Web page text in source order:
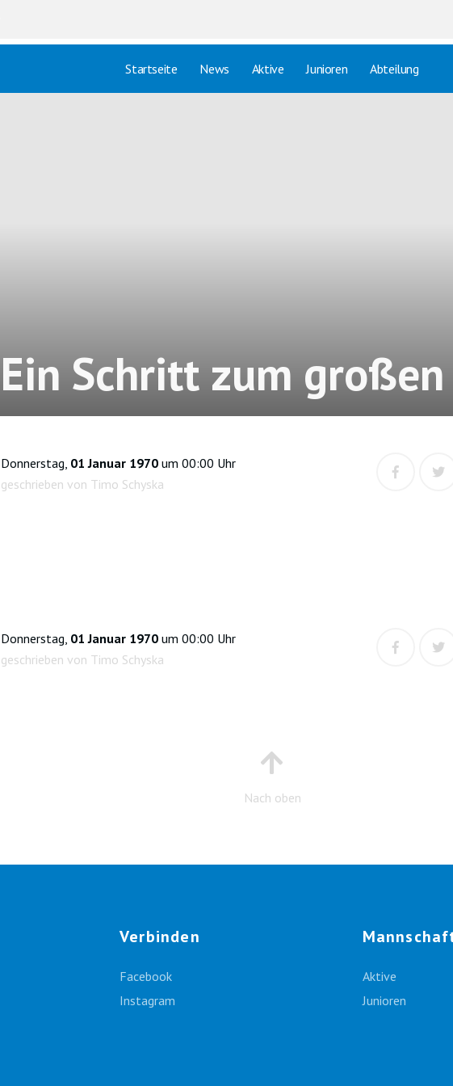
Startseite News Aktive Junioren Abteilung
Ein Schritt zum
Donnerstag, 01 Januar 1970 um 00:00 Uhr
geschrieben von Timo Schyska
Donnerstag, 01 Januar 1970 um 00:00 Uhr
geschrieben von Timo Schyska
Nach oben
Verbinden
Facebook
Instagram
Aktive
Junioren